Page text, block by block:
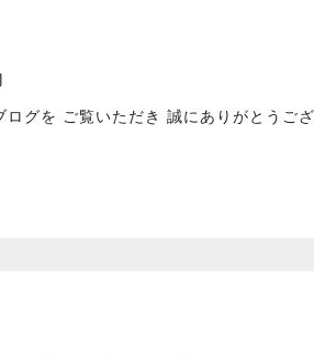
ログを ご覧いただき 誠にありがとう